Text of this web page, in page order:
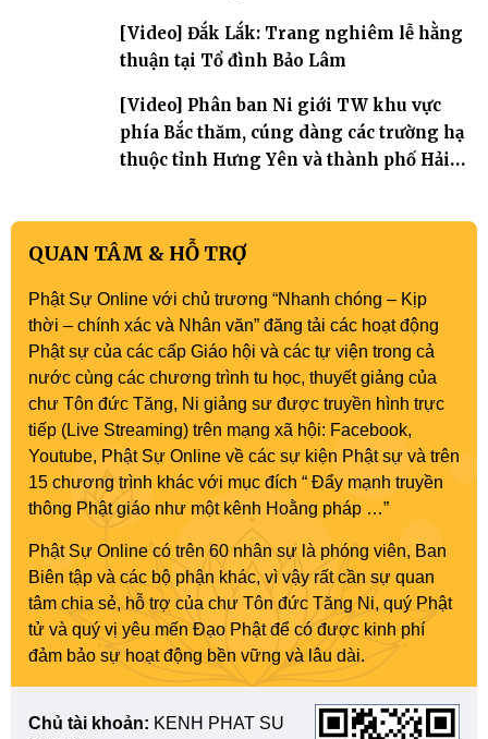
[Video] Đắk Lắk: Trang nghiêm lễ hằng
thuận tại Tổ đình Bảo Lâm
[Video] Phân ban Ni giới TW khu vực
phía Bắc thăm, cúng dàng các trường hạ
thuộc tỉnh Hưng Yên và thành phố Hải
QUAN TÂM & HỖ TRỢ
Phật Sự Online với chủ trương “Nhanh chóng – Kịp
thời – chính xác và Nhân văn” đăng tải các hoạt động
Phật sự của các cấp Giáo hội và các tự viện trong cả
nước cùng các chương trình tu học, thuyết giảng của
chư Tôn đức Tăng, Ni giảng sư được truyền hình trực
tiếp (Live Streaming) trên mạng xã hội: Facebook,
Youtube, Phật Sự Online về các sự kiện Phật sự và trên
15 chương trình khác với mục đích “ Đẩy mạnh truyền
thông Phật giáo như một kênh Hoằng pháp …”
Phật Sự Online có trên 60 nhân sự là phóng viên, Ban
Biên tập và các bộ phận khác, vì vậy rất cần sự quan
tâm chia sẻ, hỗ trợ của chư Tôn đức Tăng Ni, quý Phật
tử và quý vị yêu mến Đạo Phật để có được kinh phí
đảm bảo sự hoạt động bền vững và lâu dài.
Chủ tài khoản: KENH PHAT SU